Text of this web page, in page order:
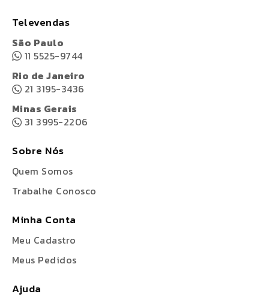
Televendas
São Paulo
11 5525-9744
Rio de Janeiro
21 3195-3436
Minas Gerais
31 3995-2206
Sobre Nós
Quem Somos
Trabalhe Conosco
Minha Conta
Meu Cadastro
Meus Pedidos
Ajuda